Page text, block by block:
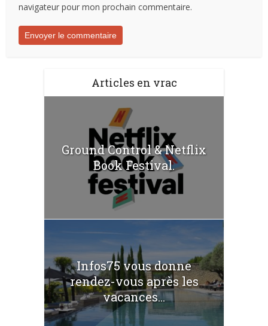
navigateur pour mon prochain commentaire.
Articles en vrac
Ground Control & Netflix
Book Festival.
Infos75 vous donne
rendez-vous après les
vacances...